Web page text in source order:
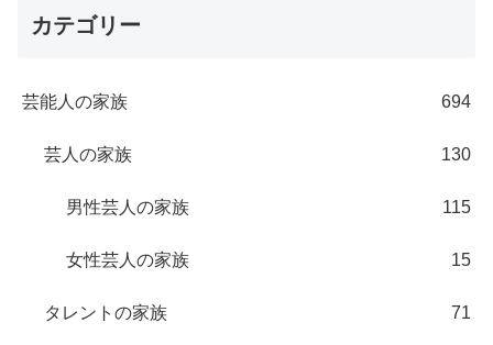
カテゴリー
芸能人の家族 694
芸人の家族 130
男性芸人の家族 115
女性芸人の家族 15
タレントの家族 71